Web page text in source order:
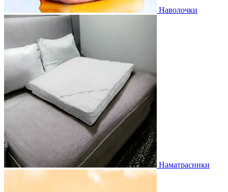
Наволочки
Наматрасники